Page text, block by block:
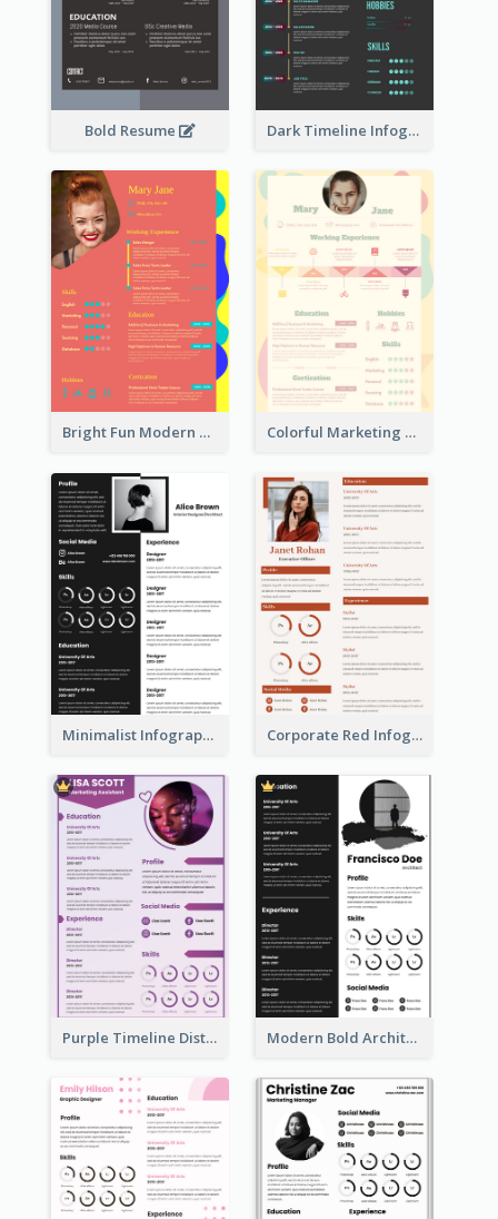
Bold Resume Dark Timeline Infographic Resume
Bright Fun Modern Student Resume Colorful Marketing Resume
Minimalist Infographic Resume Corporate Red Infographic Resume
Purple Timeline Distinguished Resume Modern Bold Architect Resume